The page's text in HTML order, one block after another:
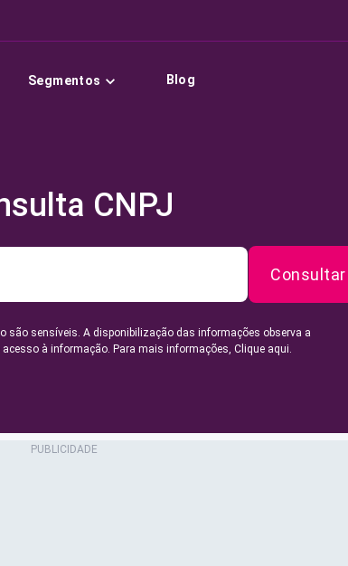
Segmentos Blog
CNPJ
são sensíveis. A disponibilização das informações observa a
acesso à informação. Para mais informações, Clique aqui.